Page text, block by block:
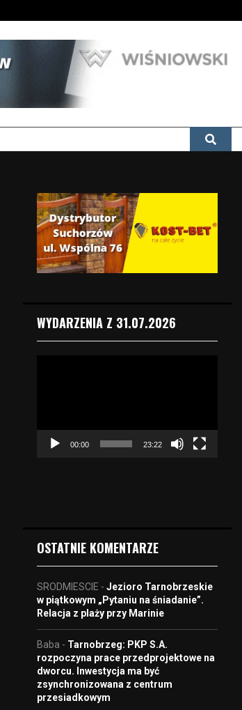
WYDARZENIA Z 31.07.2026
e
o
00:00 23:22
OSTATNIE KOMENTARZE
SRODMIESCIE - Jezioro Tarnobrzeskie
w piątkowym „Pytaniu na śniadanie”.
Relacja z plaży przy Marinie
Baba - Tarnobrzeg: PKP S.A.
rozpoczyna prace przedprojektowe na
dworcu. Inwestycja ma być
zsynchronizowana z centrum
przesiadkowym